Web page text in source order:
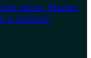
město. Markus
a virálech |